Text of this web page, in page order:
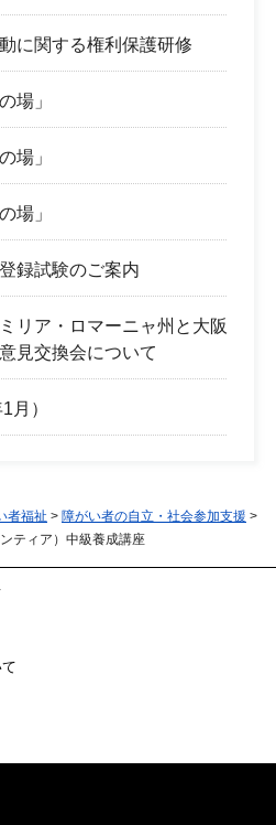
に関する権利保護研修
場」
場」
場」
録試験のご案内
リア・ロマーニャ州と大阪
見交換会について
月）
者福祉 > 障がい者の自立・社会参加支援 >
ティア）中級養成講座